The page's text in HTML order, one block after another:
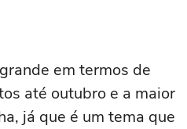
em termos de
até outubro e a maior
já que é um tema que